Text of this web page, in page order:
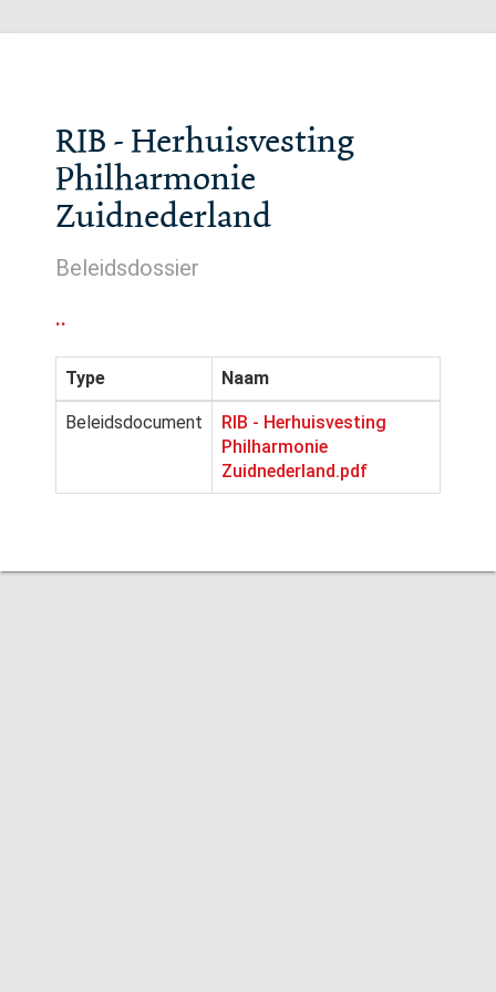
RIB - Herhuisvesting
Philharmonie
Zuidnederland
Beleidsdossier
..
Type Naam
Beleidsdocument
RIB - Herhuisvesting
Philharmonie
Zuidnederland.pdf